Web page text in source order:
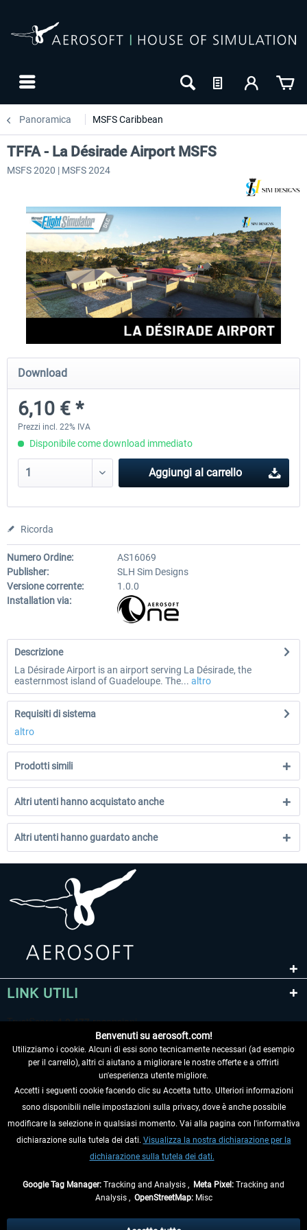
Panoramica MSFS Caribbean
FSDG - St Lucia TLPC MSFS
12,20 € *
FSDG - St Lucia TLPL
TFFA - La Désirade Airport MSFS
MSFS 2020 | MSFS 2024
Download
6,10 € *
Prezzi incl. 22% IVA
Disponibile come download immediato
Aggiungi al carrello
Ricorda
Numero Ordine:
AS16069
Publisher:
SLH Sim Designs
Versione corrente:
1.0.0
Installation via:
Descrizione
La Désirade Airport is an airport serving La Désirade, the
easternmost island of Guadeloupe. The... altro
Requisiti di sistema
altro
Prodotti simili
Altri utenti hanno acquistato anche
Altri utenti hanno guardato anche
LINK UTILI
RECEDERE DAL CONTRATTO
INFORMAZIONI
Benvenuti su aerosoft.com!
Utilizziamo i cookie. Alcuni di essi sono tecnicamente necessari (ad esempio
per il carrello), altri ci aiutano a migliorare le nostre offerte e a offrirti
un'esperienza utente migliore.
Accetti i seguenti cookie facendo clic su Accetta tutto. Ulteriori informazioni
sono disponibili nelle impostazioni sulla privacy, dove è anche possibile
modificare la selezione in qualsiasi momento. Vai alla pagina con l'informativa
dichiarazione sulla tutela dei dati. Visualizza la nostra dichiarazione per la
dichiarazione sulla tutela dei dati.
Google Tag Manager: Tracking and Analysis , Meta Pixel: Tracking and
Analysis , OpenStreetMap:Misc